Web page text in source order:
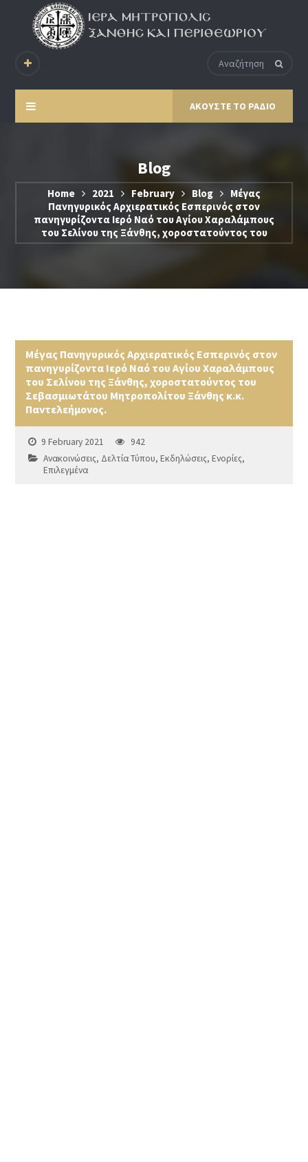
ΑΚΟΥΣΤΕ ΤΟ ΡΑΔΙΟ
Blog
Home 2021 February Blog
Μέγας
Πανηγυρικός Αρχιερατικός Εσπερινός στον
πανηγυρίζοντα Ιερό Ναό του Αγίου Χαραλάμπους
του Σελίνου της Ξάνθης, χοροστατούντος του
Μέγας Πανηγυρικός Αρχιερατικός Εσπερινός στον
πανηγυρίζοντα Ιερό Ναό του Αγίου Χαραλάμπους
του Σελίνου της Ξάνθης, χοροστατούντος του
Σεβασμιωτάτου Μητροπολίτου Ξάνθης κ.κ.
Παντελεήμονος.
9 February 2021
942
Ανακοινώσεις, Δελτία Τύπου,Εκδηλώσεις,Ενορίες,
Επιλεγμένα